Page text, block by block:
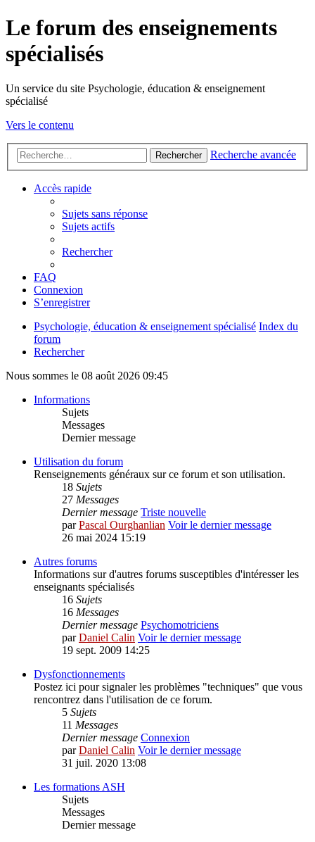
Le forum des enseignements
spécialisés
Un service du site Psychologie, éducation & enseignement
spécialisé
Vers le contenu
Rechercher Recherche avancée
Accès rapide
Sujets sans réponse
Sujets actifs
Rechercher
FAQ
Connexion
S’enregistrer
Psychologie, éducation & enseignement spécialisé Index du
forum
Rechercher
Nous sommes le 08 août 2026 09:45
Informations
Sujets
Messages
Dernier message
Utilisation du forum
Renseignements généraux sur ce forum et son utilisation.
18 Sujets
27 Messages
Dernier message Triste nouvelle
parPascal Ourghanlian Voir le dernier message
26 mai 2024 15:19
Autres forums
Informations sur d'autres forums susceptibles d'intéresser les
enseignants spécialisés
16 Sujets
16 Messages
Dernier message Psychomotriciens
parDaniel Calin Voir le dernier message
19 sept. 2009 14:25
Dysfonctionnements
Postez ici pour signaler les problèmes "techniques" que vous
rencontrez dans l'utilisation de ce forum.
5 Sujets
11 Messages
Dernier message Connexion
parDaniel Calin Voir le dernier message
31 juil. 2020 13:08
Les formations ASH
Sujets
Messages
Dernier message